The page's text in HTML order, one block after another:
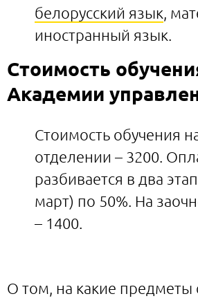
белорусский язык ,
иностранный язык.
Стоимость
Академии
Стоимость обучения
отделении – 3200.
разбивается в два
март) по 50%. На
– 1400.
О том, на какие предметы